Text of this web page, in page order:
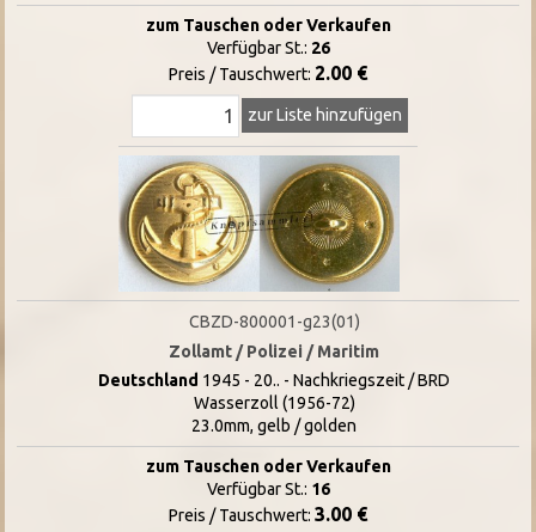
zum Tauschen oder Verkaufen
Verfügbar St.: 26
Preis / Tauschwert: 2.00 €
zur Liste hinzufügen
CBZD-800001-g23(01)
Zollamt / Polizei / Maritim
Deutschland 1945 - 20.. - Nachkriegszeit / BRD
Wasserzoll (1956-72)
23.0mm, gelb / golden
zum Tauschen oder Verkaufen
Verfügbar St.: 16
Preis / Tauschwert: 3.00 €